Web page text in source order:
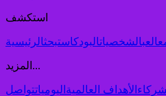
استكشف
العبالشخصياتالبودكاستبحثالرئيسية
المزيد...
الأهداف العالمية اليومياتتواصل